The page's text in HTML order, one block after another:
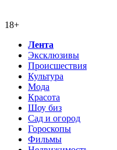
18+
Лента
Эксклюзивы
Происшествия
Культура
Мода
Красота
Шоу биз
Сад и огород
Гороскопы
Фильмы